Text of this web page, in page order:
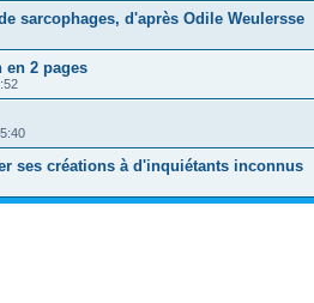
sarcophages, d'après Odile Weulersse
en 2 pages
ses créations à d'inquiétants inconnus